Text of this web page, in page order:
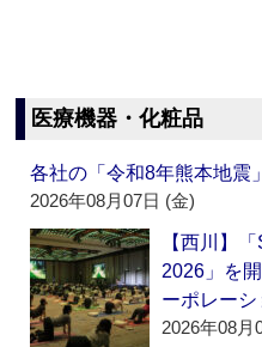
医療機器・化粧品
各社の「令和8年熊本地震
2026年08月07日 (金)
【西川】
2026」を
ーポレー
2026年08月